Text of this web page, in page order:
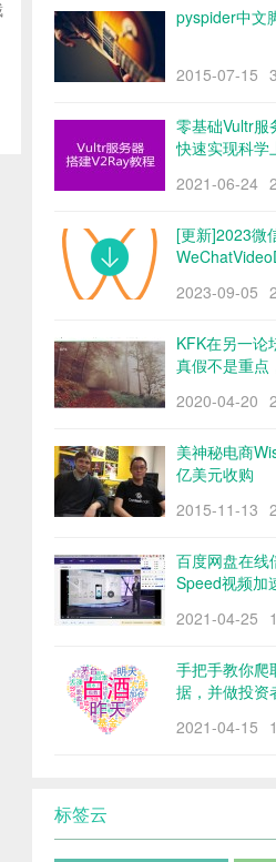
pyspider中文
2015-07-15
零基础Vultr服
快速实现科学
2021-06-24
[更新]2023微
2023-09-05
KFK在另一论
真假不是重点
2020-04-20
美神秘电商
亿美元收购
2015-11-13
百度网盘在线
Speed视频加
2021-04-25
手把手教你爬
据，并做投资
2021-04-15
标签云